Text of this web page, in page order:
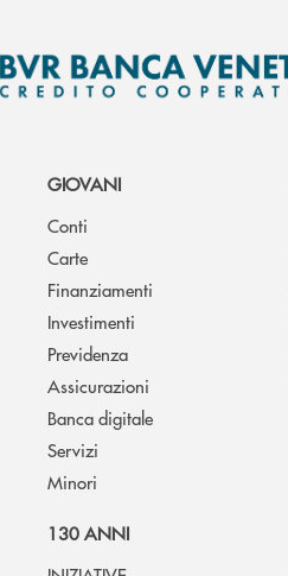
GIOVANI
Conti
Carte
Finanziamenti
Investimenti
Previdenza
Assicurazioni
Banca digitale
Servizi
Minori
130 ANNI